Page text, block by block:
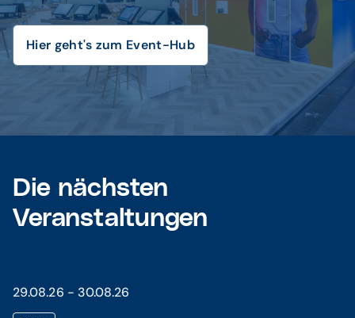
Hier geht's zum Event-Hub
Die nächsten
Veranstaltungen
29.08.26 - 30.08.26